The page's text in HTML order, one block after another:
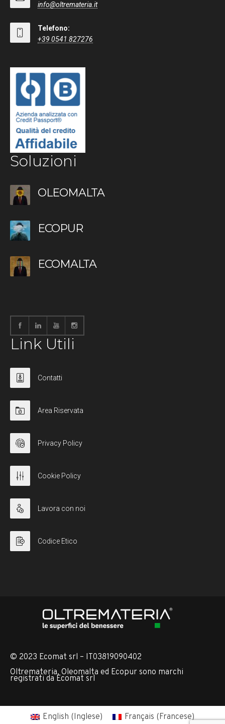
info@oltremateria.it
Telefono:
+39 0541 827276
Soluzioni
OLEOMALTA
ECOPUR
ECOMALTA
Link Utili
Contatti
Area Riservata
Privacy Policy
Cookie Policy
Lavora con noi
Codice Etico
© 2023 Ecomat srl – IT03819090402
Oltremateria, Oleomalta ed Ecopur sono marchi
registrati da Ecomat srl
English (Inglese) Français (Francese)